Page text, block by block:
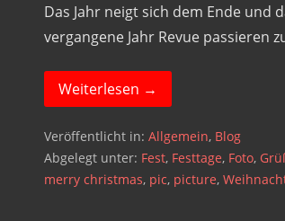
Das Jahr neigt sich dem Ende und
vergangene Jahr Revue passieren
Weiterlesen →
Veröffentlicht in:Allgemein, Blog
Abgelegt unter: Fest, Festtage, Foto,
merry christmas, pic, picture,